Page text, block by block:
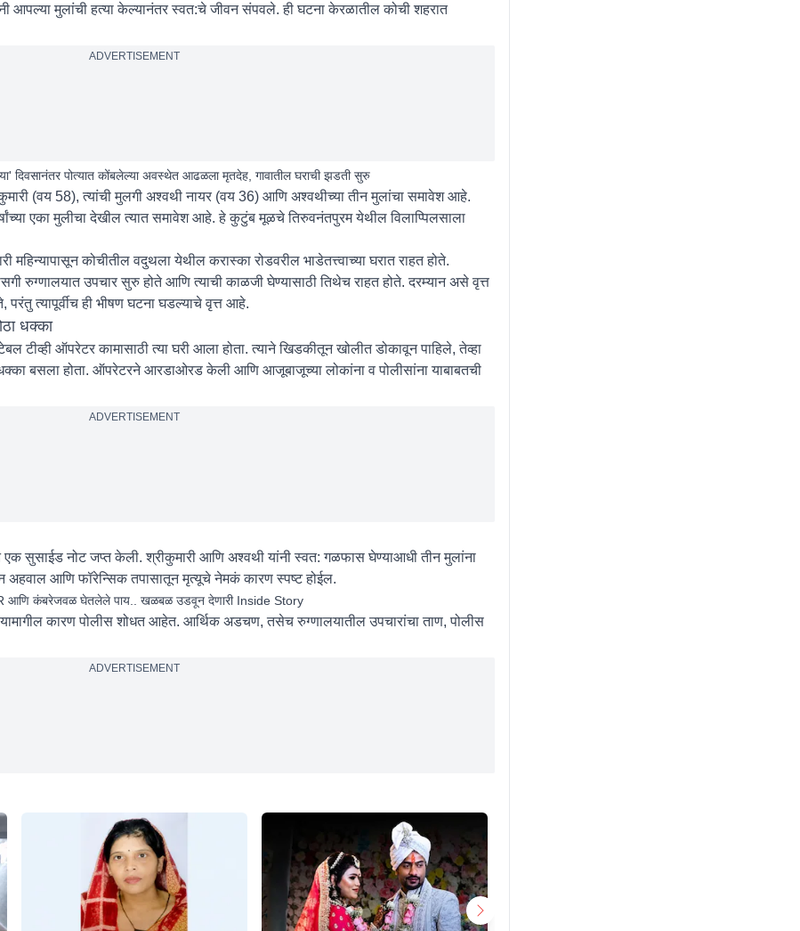
आपल्या मुलांची हत्या केल्यानंतर स्वत:चे जीवन संपवले. ही घटना केरळातील कोची शहरात
ADVERTISEMENT
दिवसानंतर पोत्यात कोंबलेल्या अवस्थेत आढळला मृतदेह, गावातील घराची झडती सुरु
(वय 58), त्यांची मुलगी अश्वथी नायर (वय 36) आणि अश्वथीच्या तीन मुलांचा समावेश आहे.
एका मुलीचा देखील त्यात समावेश आहे. हे कुटुंब मूळचे तिरुवनंतपुरम येथील विलाप्पिलसाला
कोचीतील वदुथला येथील करास्का रोडवरील भाडेतत्त्वाच्या घरात राहत होते.
रुग्णालयात उपचार सुरु होते आणि त्याची काळजी घेण्यासाठी तिथेच राहत होते. दरम्यान असे वृत्त
त्यापूर्वीच ही भीषण घटना घडल्याचे वृत्त आहे.
धक्का
टीव्ही ऑपरेटर कामासाठी त्या घरी आला होता. त्याने खिडकीतून खोलीत डोकावून पाहिले, तेव्हा
बसला होता. ऑपरेटरने आरडाओरड केली आणि आजूबाजूच्या लोकांना व पोलीसांना याबाबतची
ADVERTISEMENT
एक सुसाईड नोट जप्त केली. श्रीकुमारी आणि अश्वथी यांनी स्वत: गळफास घेण्याआधी तीन मुलांना
अहवाल आणि फॉरेन्सिक तपासातून मृत्यूचे नेमकं कारण स्पष्ट होईल.
आणि कंबरेजवळ घेतलेले पाय.. खळबळ उडवून देणारी Inside Story
कारण पोलीस शोधत आहेत. आर्थिक अडचण, तसेच रुग्णालयातील उपचारांचा ताण, पोलीस
ADVERTISEMENT